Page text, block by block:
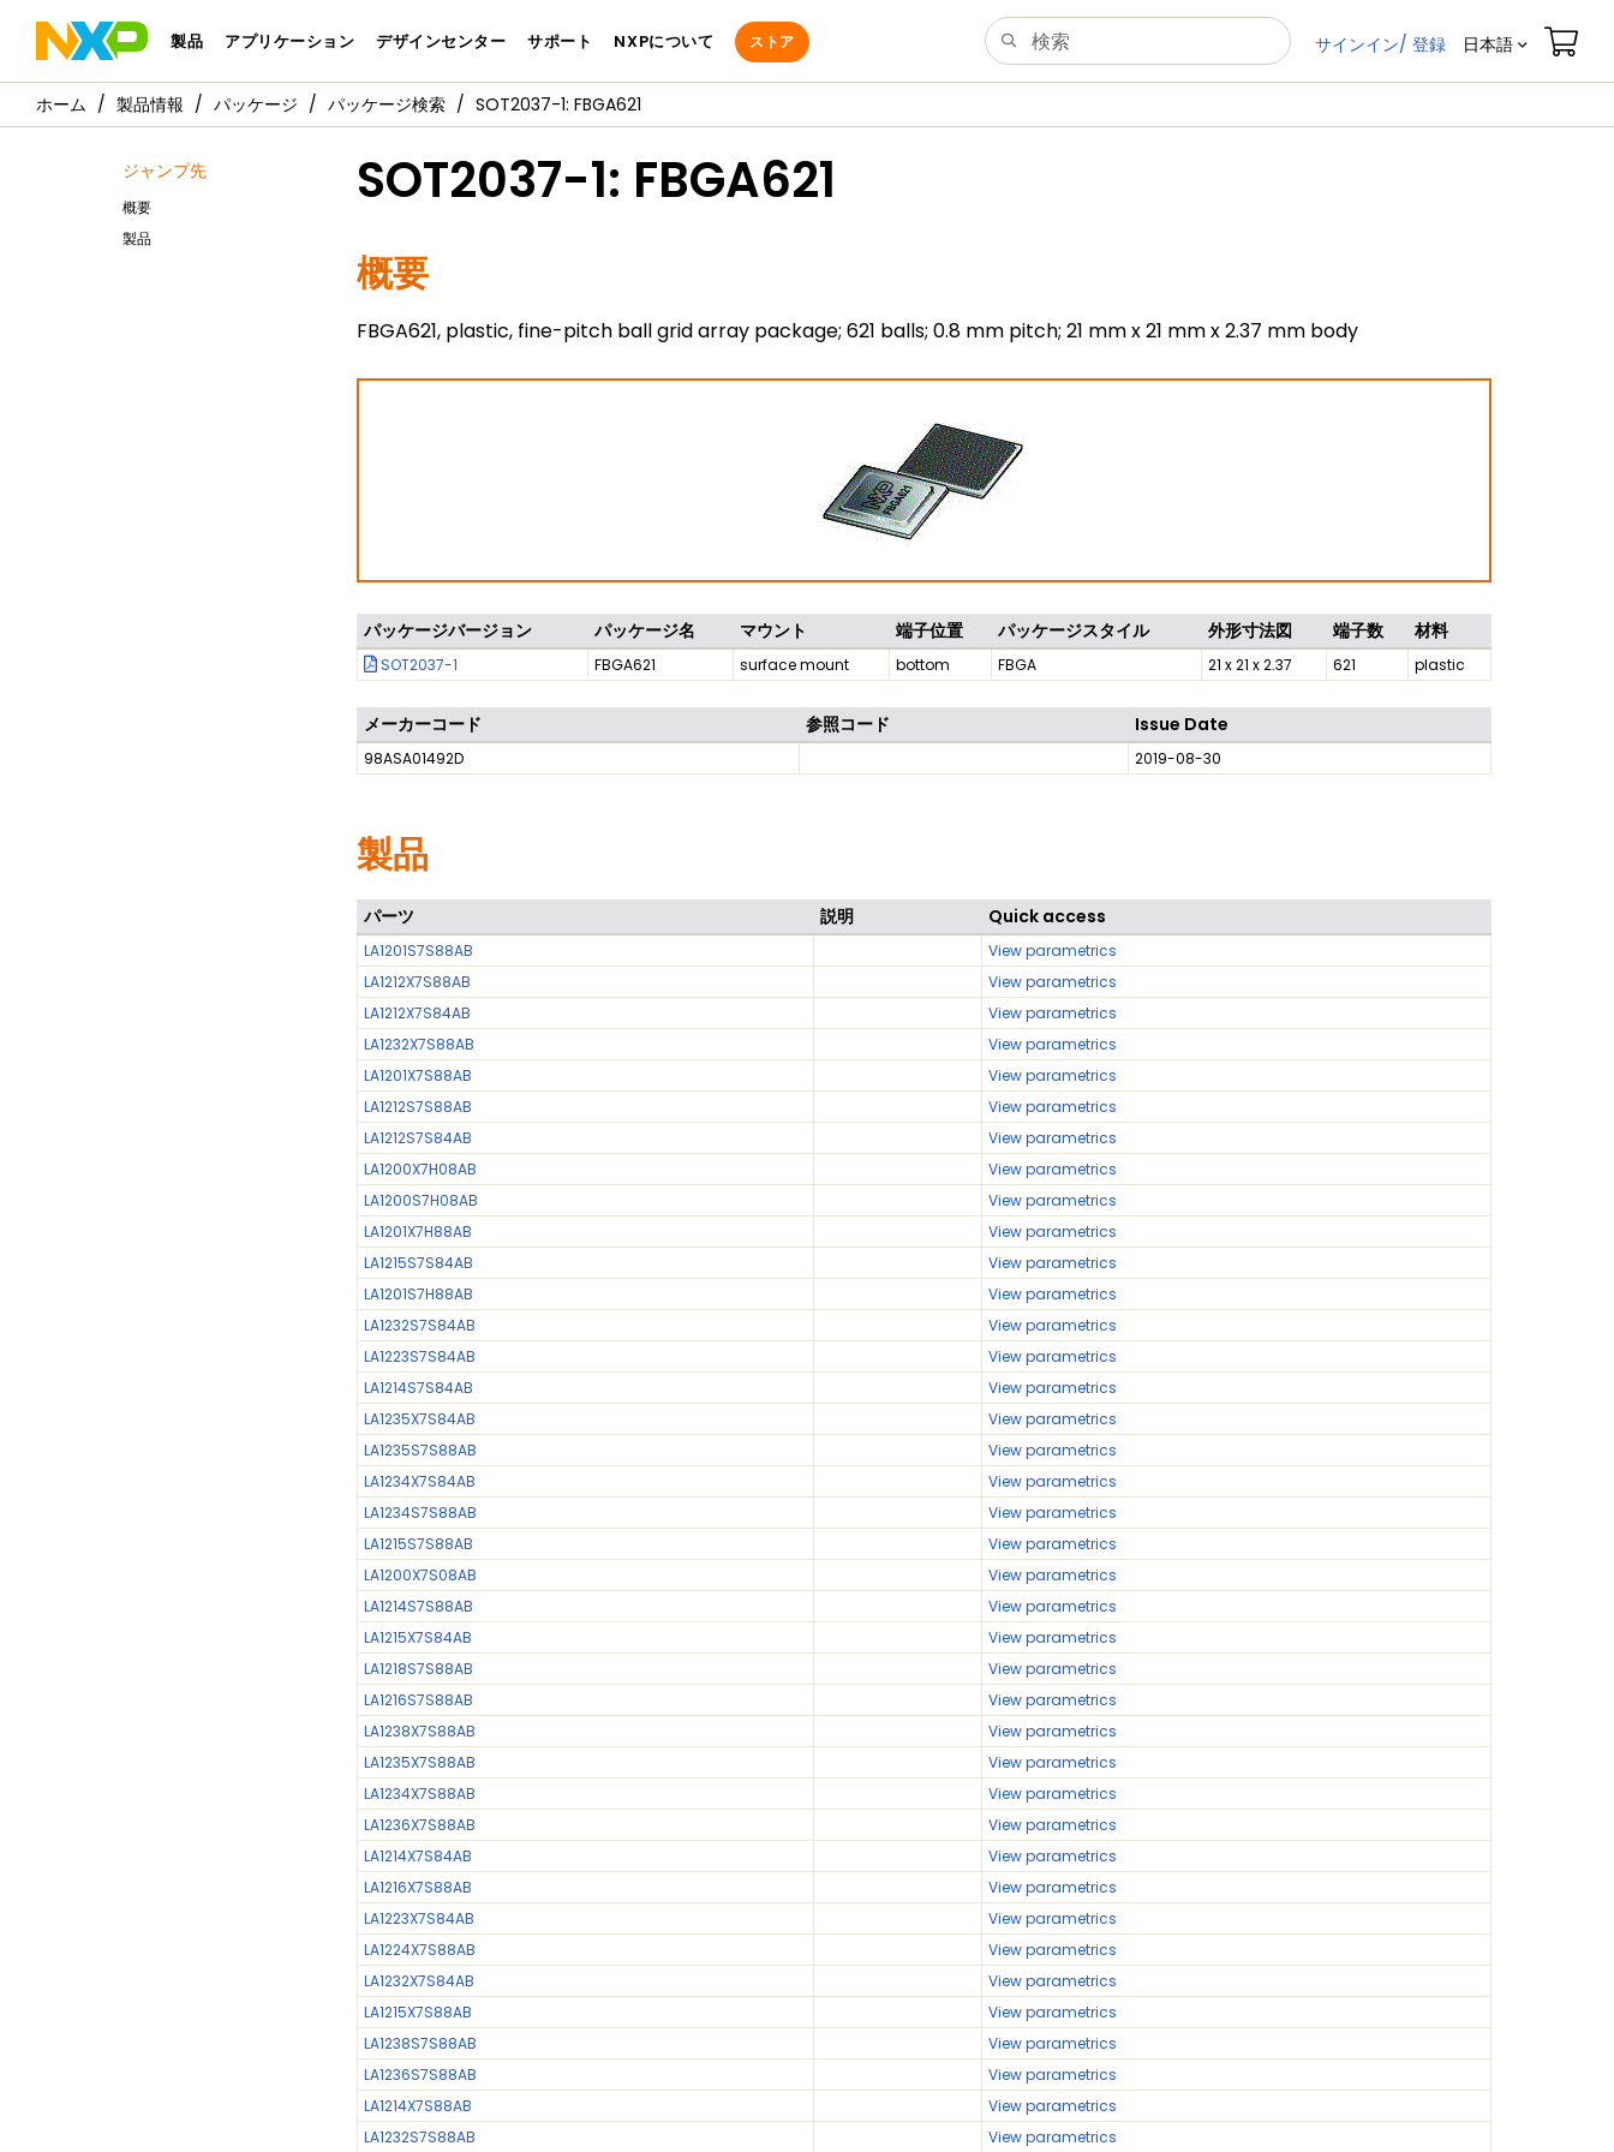
製品 アプリケーション デザインセンター サポート NXPについて ストア サインイン/ 登録 日本語
製品情報 パッケージ パッケージ検索 SOT2037-1: FBGA621
ジャンプ先
概要
製品
SOT2037-1: FBGA621
概要
FBGA621, plastic, fine-pitch ball grid array package; 621 balls; 0.8 mm pitch; 21 mm x 21 mm x 2.37 mm body
パッケージバージョン パッケージ名 マウント 端子位置 パッケージスタイル 外形寸法図 端子数 材料
SOT2037-1 FBGA621 surface mount bottom FBGA 21 x 21 x 2.37 621 plastic
メーカーコード 参照コード Issue Date
98ASA01492D 2019-08-30
製品
パーツ 説明 Quick access
LA1201S7S88AB
View parametrics
LA1212X7S88AB
View parametrics
LA1212X7S84AB
View parametrics
LA1232X7S88AB
View parametrics
LA1201X7S88AB
View parametrics
LA1212S7S88AB
View parametrics
LA1212S7S84AB
View parametrics
LA1200X7H08AB
View parametrics
LA1200S7H08AB
View parametrics
LA1201X7H88AB
View parametrics
LA1215S7S84AB
View parametrics
LA1201S7H88AB
View parametrics
LA1232S7S84AB
View parametrics
LA1223S7S84AB
View parametrics
LA1214S7S84AB
View parametrics
LA1235X7S84AB
View parametrics
LA1235S7S88AB
View parametrics
LA1234X7S84AB
View parametrics
LA1234S7S88AB
View parametrics
LA1215S7S88AB
View parametrics
LA1200X7S08AB
View parametrics
LA1214S7S88AB
View parametrics
LA1215X7S84AB
View parametrics
LA1218S7S88AB
View parametrics
LA1216S7S88AB
View parametrics
LA1238X7S88AB
View parametrics
LA1235X7S88AB
View parametrics
LA1234X7S88AB
View parametrics
LA1236X7S88AB
View parametrics
LA1214X7S84AB
View parametrics
LA1216X7S88AB
View parametrics
LA1223X7S84AB
View parametrics
LA1224X7S88AB
View parametrics
LA1232X7S84AB
View parametrics
LA1215X7S88AB
View parametrics
LA1238S7S88AB
View parametrics
LA1236S7S88AB
View parametrics
LA1214X7S88AB
View parametrics
LA1232S7S88AB
View parametrics